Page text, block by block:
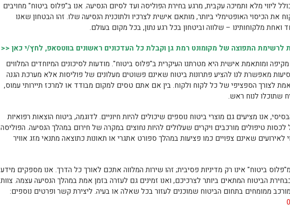
ליווי מלא ותמיכה עקבית, מרגע בחירת הפוליסה ועד לסיום הנסיעה. אנו ב"פלוס ביטוח" מחויבים
את הכיסוי האופטימלי ביותר, מותאם אישית לצרכיו ולתוכנית הנסיעה שלו. זהו הבטחון שאנו
ואחת מלקוחותינו – שלווה וביטחון בכל רגע נתון, בכל מקום בעולם.
לרשימת התפוצה של מקומונט רמת גן וקבלת כל העדכונים ראשונים בווטסאפ, לחץ/י כאן <<
ומותאמת אישית היא מטרתנו העיקרית ב"פלוס ביטוח". מודעות לסיכונים המיוחדים המלווים
מאפשרת לנו להציע פתרונות ביטוח שאינם פשוטים מעלונים של פוליסות אלא מערכת הגנה
לצורך הספציפי של כל לקוח ולקוח. בין אם אתם טסים למקום מבודד או למרכז תיירותי עמוס,
שתוכלו לנוח ראש.
אנו מציעים גם מוצרי ביטוח נוספים שיכולים להיות חיוניים. לדוגמה, ביטוח הוצאות רפואיות
טיפולים מורכבים ויקרים שעלולים להיות נחוצים במקרה של חירום במהלך הנסיעה. הפוליסה
לאירועים שאינם צפויים כמו פציעות במהלך ספורט אתגרי או תאונות כתוצאה מתנאי מזג אוויר
ביטוח" אינו רק מדיניות פסיבית; זהו שירות המלווה אתכם לאורך כל הדרך. אנו מספקים מידע
הביטוח המתאים ביותר לצרכיכם, ואנו זמינים גם לעזרה בזמן אמת במהלך הנסיעה עצמה. צוות
ממומחים בתחום הביטוח שמוכנים לעזור בכל שאלה או בעיה. ליצירת קשר ופרטים נוספים: